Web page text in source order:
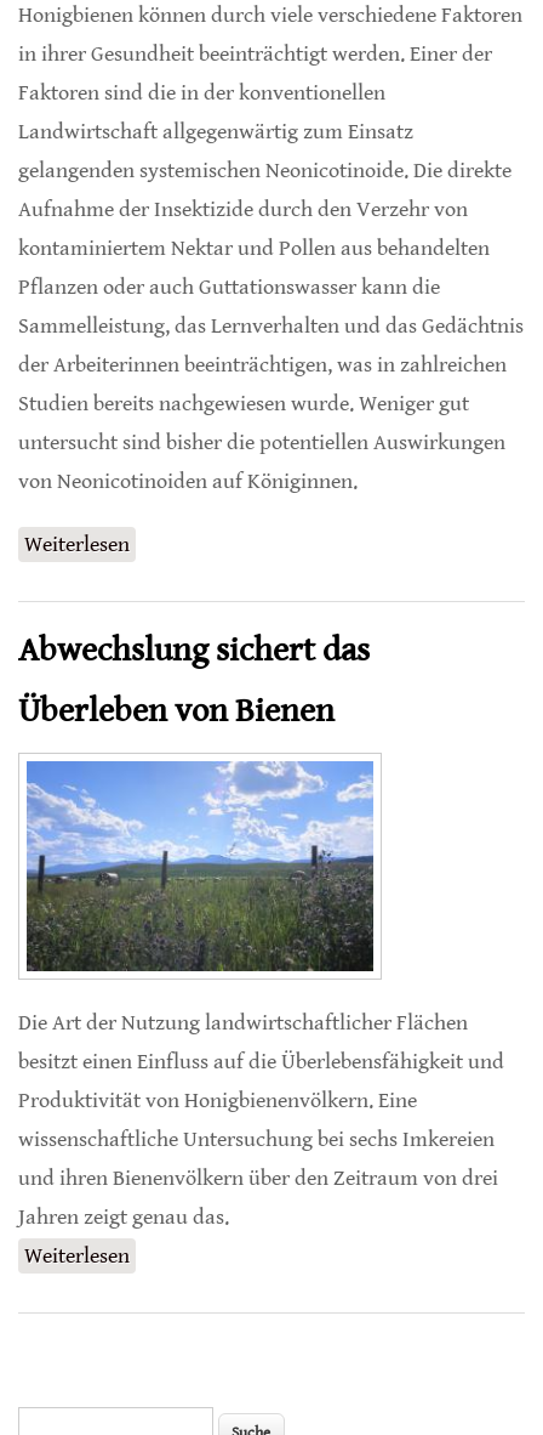
Honigbienen können durch viele verschiedene Faktoren
in ihrer Gesundheit beeinträchtigt werden. Einer der
Faktoren sind die in der konventionellen
Landwirtschaft allgegenwärtig zum Einsatz
gelangenden systemischen Neonicotinoide. Die direkte
Aufnahme der Insektizide durch den Verzehr von
kontaminiertem Nektar und Pollen aus behandelten
Pflanzen oder auch Guttationswasser kann die
Sammelleistung, das Lernverhalten und das Gedächtnis
der Arbeiterinnen beeinträchtigen, was in zahlreichen
Studien bereits nachgewiesen wurde. Weniger gut
untersucht sind bisher die potentiellen Auswirkungen
von Neonicotinoiden auf Königinnen.
Weiterlesen
Abwechslung sichert das
Überleben von Bienen
Die Art der Nutzung landwirtschaftlicher Flächen
besitzt einen Einfluss auf die Überlebensfähigkeit und
Produktivität von Honigbienenvölkern. Eine
wissenschaftliche Untersuchung bei sechs Imkereien
und ihren Bienenvölkern über den Zeitraum von drei
Jahren zeigt genau das.
Weiterlesen